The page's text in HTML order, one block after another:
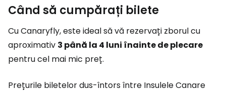
Când să cumpărați bilete
Cu Canaryfly, este ideal să vă rezervați zborul cu
aproximativ 3 până la 4 luni înainte de plecare
pentru cel mai mic preț.
Prețurile biletelor dus-întors între Insulele Canare